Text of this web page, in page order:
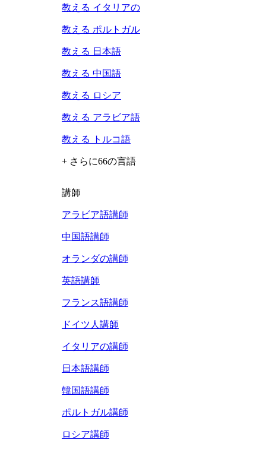
教える イタリアの
教える ポルトガル
教える 日本語
教える 中国語
教える ロシア
教える アラビア語
教える トルコ語
+ さらに66の言語
講師
アラビア語講師
中国語講師
オランダの講師
英語講師
フランス語講師
ドイツ人講師
イタリアの講師
日本語講師
韓国語講師
ポルトガル講師
ロシア講師